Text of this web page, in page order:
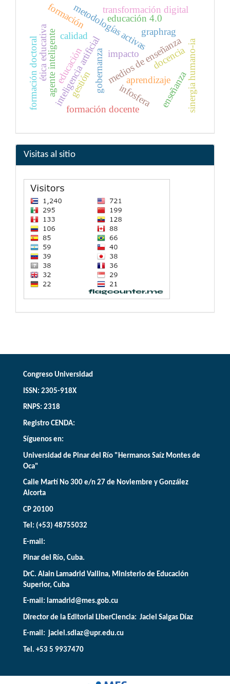
aprendizaje
inteligencia artificialmedios de enseñanza
metodologías activas
agente inteligenteeducación
graphrag
educación 4.0
transformación digital
sinergia humano-ia
calidad
gobernanza
ética educativa
infosfera enseñanza
impacto docencia
formación
formación doctoral gestión
formación docente
Visitas al sitio
Congreso Universidad
ISSN: 2305-918X
RNPS: 2318
Registro CENDA:
Síguenos en:
Universidad de Pinar del Río "Hermanos Saíz Montes de
Oca"
Calle Martí No 300 e/n 27 de Noviembre y González
Alcorta
CP 20100
Tel: (+53) 48755032
E-mail:
Pinar del Río, Cuba.
DrC. Alain Lamadrid Vallina, Ministerio de Educación
Superior, Cuba
E-mail: lamadrid@mes.gob.cu
Director de la Editorial LiberCiencia: Jaciel Salgas Díaz
E-mail: jaciel.sdiaz@upr.edu.cu
Tel. +53 5 9937470